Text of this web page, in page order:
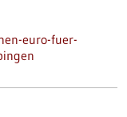
euro-fuer-